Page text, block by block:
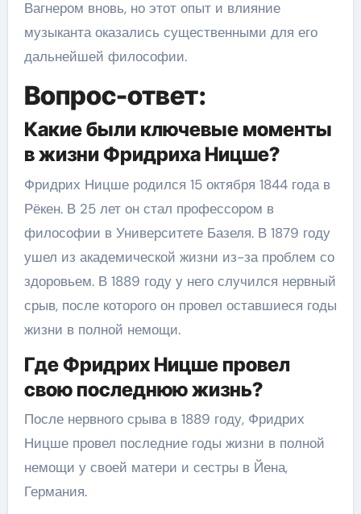
Вагнером вновь, но этот опыт и влияние
музыканта оказались существенными для его
дальнейшей философии.
Вопрос-ответ:
Какие были ключевые моменты
в жизни Фридриха Ницше?
Фридрих Ницше родился 15 октября 1844 года в
Рёкен. В 25 лет он стал профессором в
философии в Университете Базеля. В 1879 году
ушел из академической жизни из-за проблем со
здоровьем. В 1889 году у него случился нервный
срыв, после которого он провел оставшиеся годы
жизни в полной немощи.
Где Фридрих Ницше провел
свою последнюю жизнь?
После нервного срыва в 1889 году, Фридрих
Ницше провел последние годы жизни в полной
немощи у своей матери и сестры в Йена,
Германия.